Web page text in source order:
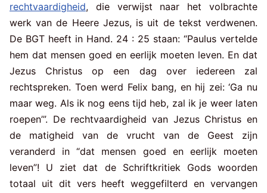
rechtvaardigheid, die verwijst naar het volbrachte
werk van de Heere Jezus, is uit de tekst verdwenen.
De BGT heeft in Hand. 24 : 25 staan: “Paulus vertelde
hem dat mensen goed en eerlijk moeten leven. En dat
Jezus Christus op een dag over iedereen zal
rechtspreken. Toen werd Felix bang, en hij zei: ‘Ga nu
maar weg. Als ik nog eens tijd heb, zal ik je weer laten
roepen’”. De rechtvaardigheid van Jezus Christus en
de matigheid van de vrucht van de Geest zijn
veranderd in “dat mensen goed en eerlijk moeten
leven”! U ziet dat de Schriftkritiek Gods woorden
totaal uit dit vers heeft weggefilterd en vervangen